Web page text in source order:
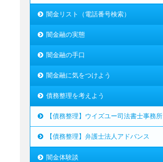
闇金リスト（電話番号検索）
闇金融の実態
闇金融の手口
闇金融に気をつけよう
債務整理を考えよう
【債務整理】ウイズユー司法書士事務所
【債務整理】弁護士法人アドバンス
闇金体験談